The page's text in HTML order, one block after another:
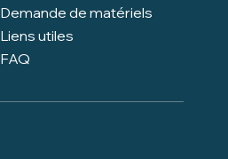
Demande de matériels
Liens utiles
FAQ